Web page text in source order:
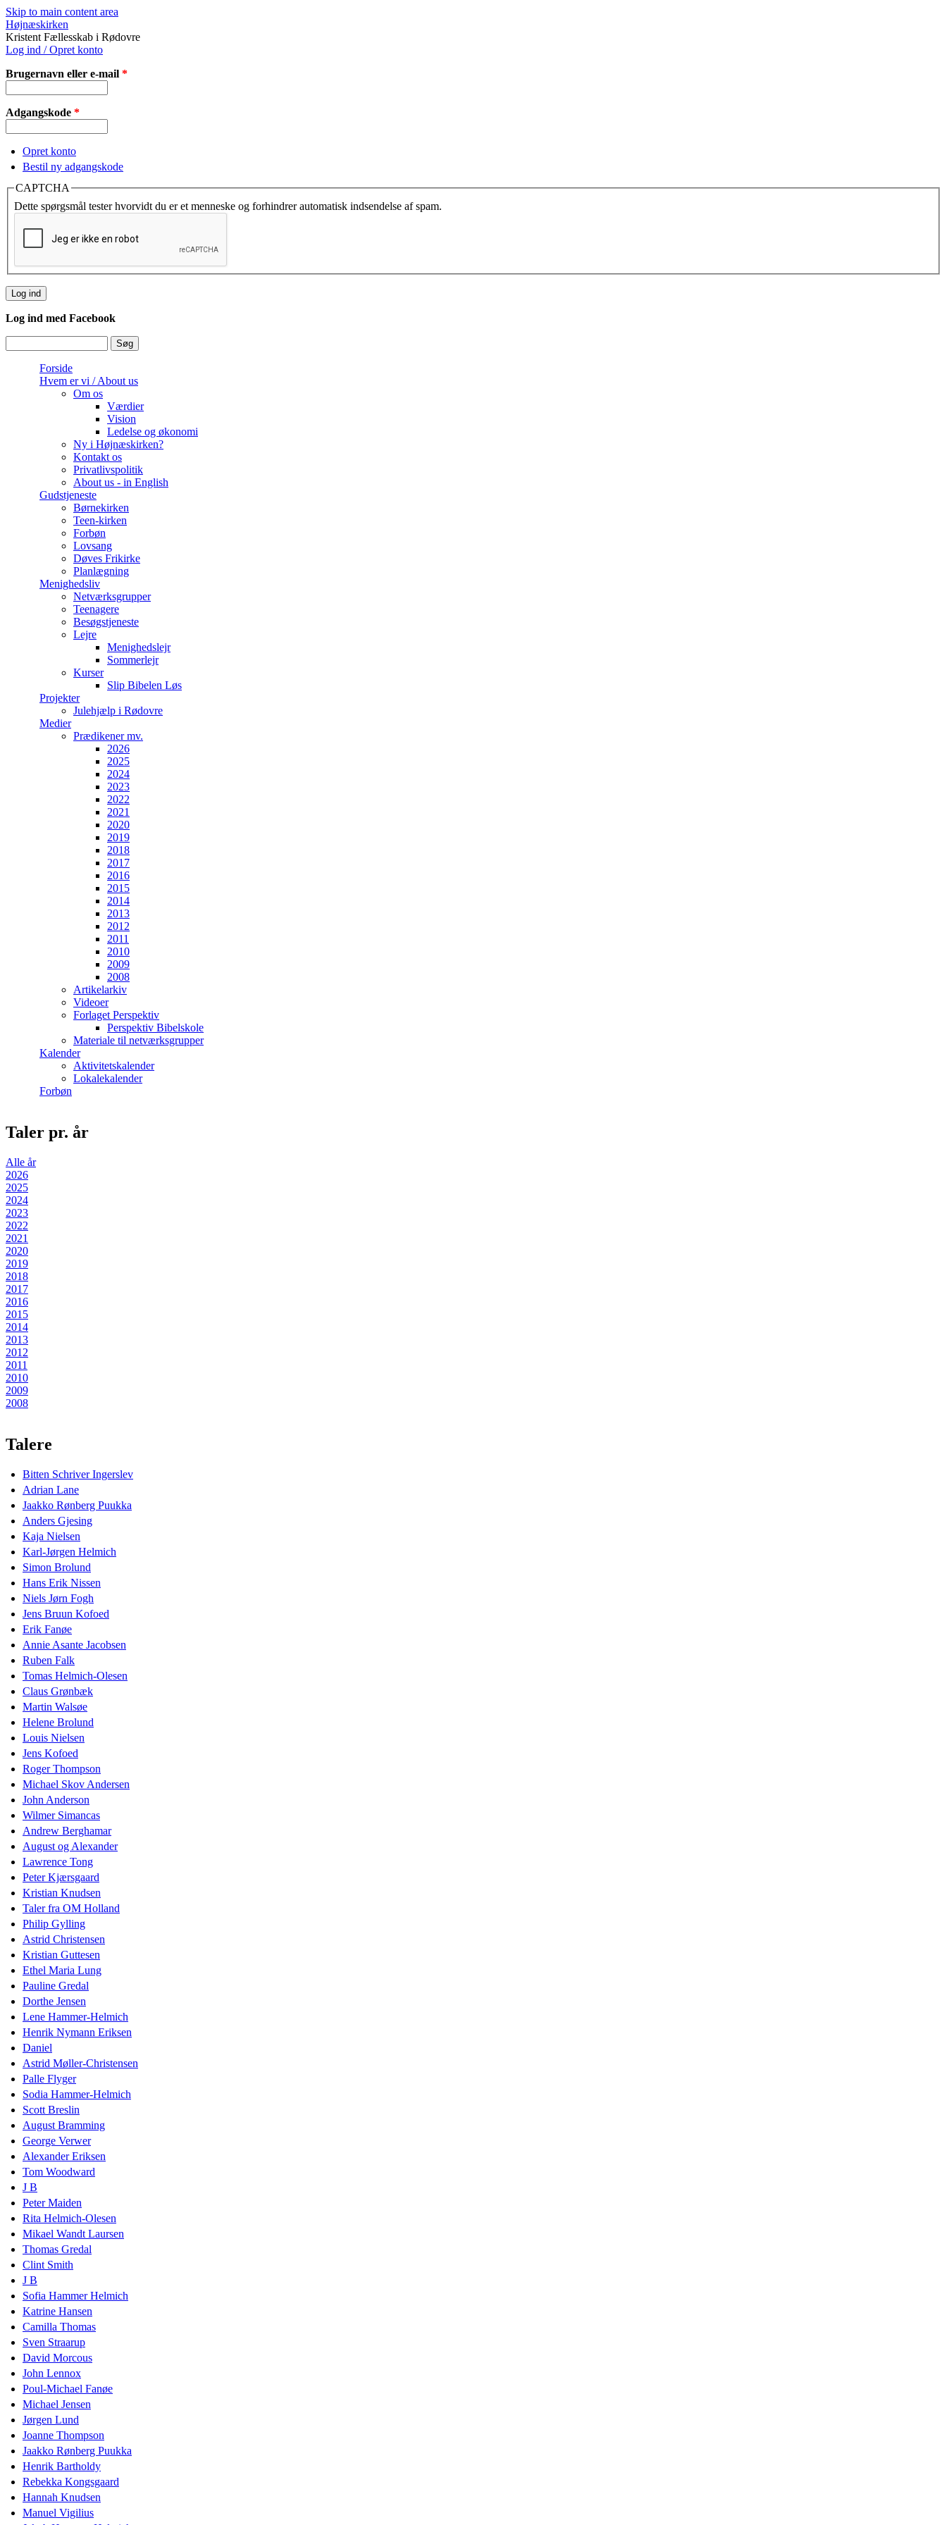
Skip to main content area
Højnæskirken
Kristent Fællesskab i Rødovre
Log ind / Opret konto
Brugernavn eller e-mail *
Adgangskode *
Opret konto
Bestil ny adgangskode
CAPTCHA
Dette spørgsmål tester hvorvidt du er et menneske og forhindrer automatisk indsendelse af spam.
Log ind med Facebook
Forside
Hvem er vi / About us
Om os
Værdier
Vision
Ledelse og økonomi
Ny i Højnæskirken?
Kontakt os
Privatlivspolitik
About us - in English
Gudstjeneste
Børnekirken
Teen-kirken
Forbøn
Lovsang
Døves Frikirke
Planlægning
Menighedsliv
Netværksgrupper
Teenagere
Besøgstjeneste
Lejre
Menighedslejr
Sommerlejr
Kurser
Slip Bibelen Løs
Projekter
Julehjælp i Rødovre
Medier
Prædikener mv.
2026
2025
2024
2023
2022
2021
2020
2019
2018
2017
2016
2015
2014
2013
2012
2011
2010
2009
2008
Artikelarkiv
Videoer
Forlaget Perspektiv
Perspektiv Bibelskole
Materiale til netværksgrupper
Kalender
Aktivitetskalender
Lokalekalender
Forbøn
Taler pr. år
Alle år
2026
2025
2024
2023
2022
2021
2020
2019
2018
2017
2016
2015
2014
2013
2012
2011
2010
2009
2008
Talere
Bitten Schriver Ingerslev
Adrian Lane
Jaakko Rønberg Puukka
Anders Gjesing
Kaja Nielsen
Karl-Jørgen Helmich
Simon Brolund
Hans Erik Nissen
Niels Jørn Fogh
Jens Bruun Kofoed
Erik Fanøe
Annie Asante Jacobsen
Ruben Falk
Tomas Helmich-Olesen
Claus Grønbæk
Martin Walsøe
Helene Brolund
Louis Nielsen
Jens Kofoed
Roger Thompson
Michael Skov Andersen
John Anderson
Wilmer Simancas
Andrew Berghamar
August og Alexander
Lawrence Tong
Peter Kjærsgaard
Kristian Knudsen
Taler fra OM Holland
Philip Gylling
Astrid Christensen
Kristian Guttesen
Ethel Maria Lung
Pauline Gredal
Dorthe Jensen
Lene Hammer-Helmich
Henrik Nymann Eriksen
Daniel
Astrid Møller-Christensen
Palle Flyger
Sodia Hammer-Helmich
Scott Breslin
August Bramming
George Verwer
Alexander Eriksen
Tom Woodward
J B
Peter Maiden
Rita Helmich-Olesen
Mikael Wandt Laursen
Thomas Gredal
Clint Smith
J B
Sofia Hammer Helmich
Katrine Hansen
Camilla Thomas
Sven Straarup
David Morcous
John Lennox
Poul-Michael Fanøe
Michael Jensen
Jørgen Lund
Joanne Thompson
Jaakko Rønberg Puukka
Henrik Bartholdy
Rebekka Kongsgaard
Hannah Knudsen
Manuel Vigilius